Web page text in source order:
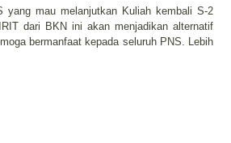
yang mau melanjutkan Kuliah kembali S-2
dari BKN ini akan menjadikan alternatif
bermanfaat kepada seluruh PNS. Lebih